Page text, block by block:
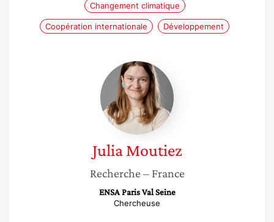
Changement climatique
Coopération internationale Développement
Julia
Moutiez
Julia Moutiez
Recherche – France
ENSA Paris Val Seine
Chercheuse